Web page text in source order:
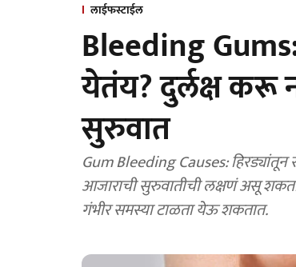
लाईफस्टाईल
Bleeding Gums:
येतंय? दुर्लक्ष
सुरुवात
Gum Bleeding Causes: हिरड्यांतून
आजाराची सुरुवातीची लक्षणं असू
गंभीर समस्या टाळता येऊ शकतात.